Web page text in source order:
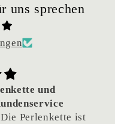
uns sprechen
und
Perlenkette ist